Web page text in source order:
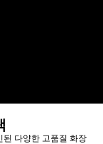
된 다양한 고품질 화장